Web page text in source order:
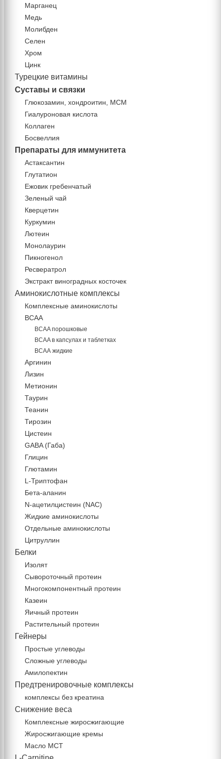
Марганец
Медь
Молибден
Селен
Хром
Цинк
Турецкие витамины
Суставы и связки
Глюкозамин, хондроитин, МСМ
Гиалуроновая кислота
Коллаген
Босвеллия
Препараты для иммунитета
Астаксантин
Глутатион
Ежовик гребенчатый
Зеленый чай
Кверцетин
Куркумин
Лютеин
Монолаурин
Пикногенол
Ресвератрол
Экстракт виноградных косточек
Аминокислотные комплексы
Комплексные аминокислоты
BCAA
BCAA порошковые
BCAA в капсулах и таблетках
ВСАА жидкие
Аргинин
Лизин
Метионин
Таурин
Теанин
Тирозин
Цистеин
GABA (Габа)
Глицин
Глютамин
L-Триптофан
Бета-аланин
N-ацетилцистеин (NAC)
Жидкие аминокислоты
Отдельные аминокислоты
Цитруллин
Белки
Изолят
Сывороточный протеин
Многокомпонентный протеин
Казеин
Яичный протеин
Растительный протеин
Гейнеры
Простые углеводы
Сложные углеводы
Амилопектин
Предтренировочные комплексы
комплексы без креатина
Снижение веса
Комплексные жиросжигающие
Жиросжигающие кремы
Масло МСТ